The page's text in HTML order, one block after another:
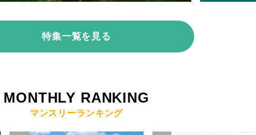
特集一覧を見る
MONTHLY RANKING
マンスリーランキング